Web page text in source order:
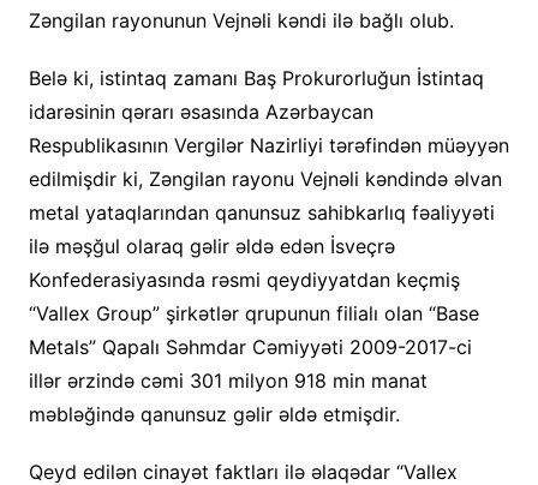
Zəngilan rayonunun Vejnəli kəndi ilə bağlı olub.
Belə ki, istintaq zamanı Baş Prokurorluğun İstintaq
idarəsinin qərarı əsasında Azərbaycan
Respublikasının Vergilər Nazirliyi tərəfindən müəyyən
edilmişdir ki, Zəngilan rayonu Vejnəli kəndində əlvan
metal yataqlarından qanunsuz sahibkarlıq fəaliyyəti
ilə məşğul olaraq gəlir əldə edən İsveçrə
Konfederasiyasında rəsmi qeydiyyatdan keçmiş
“Vallex Group” şirkətlər qrupunun filialı olan “Base
Metals” Qapalı Səhmdar Cəmiyyəti 2009-2017-ci
illər ərzində cəmi 301 milyon 918 min manat
məbləğində qanunsuz gəlir əldə etmişdir.
Qeyd edilən cinayət faktları ilə əlaqədar “Vallex